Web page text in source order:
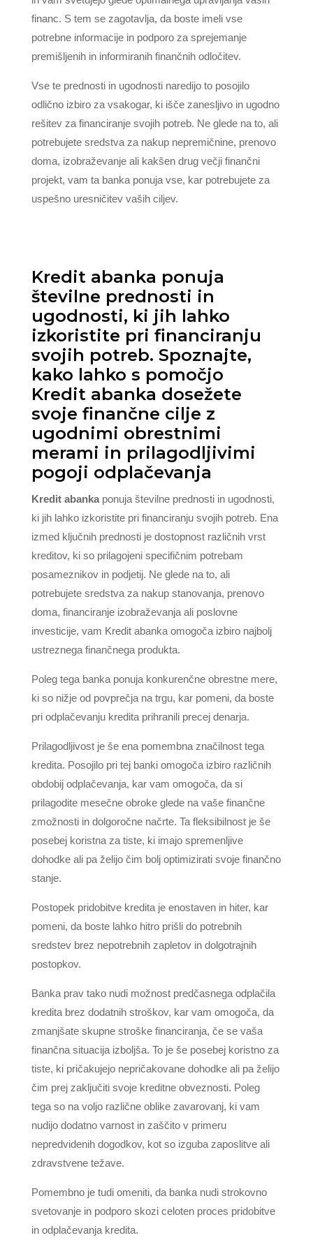
financ. S tem se zagotavlja, da boste imeli vse
potrebne informacije in podporo za sprejemanje
premišljenih in informiranih finančnih odločitev.
Vse te prednosti in ugodnosti naredijo to posojilo
odlično izbiro za vsakogar, ki išče zanesljivo in ugodno
rešitev za financiranje svojih potreb. Ne glede na to, ali
potrebujete sredstva za nakup nepremičnine, prenovo
doma, izobraževanje ali kakšen drug večji finančni
projekt, vam ta banka ponuja vse, kar potrebujete za
uspešno uresničitev vaših ciljev.
Kredit abanka ponuja
številne prednosti in
ugodnosti, ki jih lahko
izkoristite pri financiranju
svojih potreb. Spoznajte,
kako lahko s pomočjo
Kredit abanka dosežete
svoje finančne cilje z
ugodnimi obrestnimi
merami in prilagodljivimi
pogoji odplačevanja
Kredit abankaponuja številne prednosti in ugodnosti,
ki jih lahko izkoristite pri financiranju svojih potreb. Ena
izmed ključnih prednosti je dostopnost različnih vrst
kreditov, ki so prilagojeni specifičnim potrebam
posameznikov in podjetij. Ne glede na to, ali
potrebujete sredstva za nakup stanovanja, prenovo
doma, financiranje izobraževanja ali poslovne
investicije, vam Kredit abanka omogoča izbiro najbolj
ustreznega finančnega produkta.
Poleg tega banka ponuja konkurenčne obrestne mere,
ki so nižje od povprečja na trgu, kar pomeni, da boste
pri odplačevanju kredita prihranili precej denarja.
Prilagodljivost je še ena pomembna značilnost tega
kredita. Posojilo pri tej banki omogoča izbiro različnih
obdobij odplačevanja, kar vam omogoča, da si
prilagodite mesečne obroke glede na vaše finančne
zmožnosti in dolgoročne načrte. Ta fleksibilnost je še
posebej koristna za tiste, ki imajo spremenljive
dohodke ali pa želijo čim bolj optimizirati svoje finančno
stanje.
Postopek pridobitve kredita je enostaven in hiter, kar
pomeni, da boste lahko hitro prišli do potrebnih
sredstev brez nepotrebnih zapletov in dolgotrajnih
postopkov.
Banka prav tako nudi možnost predčasnega odplačila
kredita brez dodatnih stroškov, kar vam omogoča, da
zmanjšate skupne stroške financiranja, če se vaša
finančna situacija izboljša. To je še posebej koristno za
tiste, ki pričakujejo nepričakovane dohodke ali pa želijo
čim prej zaključiti svoje kreditne obveznosti. Poleg
tega so na voljo različne oblike zavarovanj, ki vam
nudijo dodatno varnost in zaščito v primeru
nepredvidenih dogodkov, kot so izguba zaposlitve ali
zdravstvene težave.
Pomembno je tudi omeniti, da banka nudi strokovno
svetovanje in podporo skozi celoten proces pridobitve
in odplačevanja kredita.